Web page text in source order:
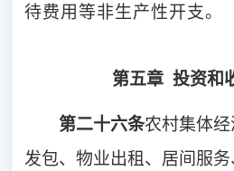
待费用等非生产性开支。
第五章 投资和
第二十六条农村集体
发包、物业出租、居间服